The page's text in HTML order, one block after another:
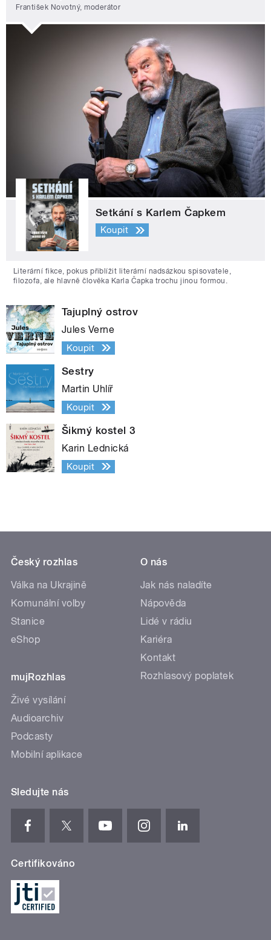
František Novotný, moderátor
Setkání s Karlem Čapkem
Koupit
Literární fikce, pokus přiblížit literární nadsázkou spisovatele,
filozofa, ale hlavně člověka Karla Čapka trochu jinou formou.
Tajuplný ostrov
Jules Verne
Koupit
Sestry
Martin Uhlíř
Koupit
Šikmý kostel 3
Karin Lednická
Koupit
Český rozhlas
Válka na Ukrajině
Komunální volby
Stanice
eShop
mujRozhlas
Živé vysílání
Audioarchiv
Podcasty
Mobilní aplikace
O nás
Jak nás naladíte
Nápověda
Lidé v rádiu
Kariéra
Kontakt
Rozhlasový poplatek
Sledujte nás
Certifikováno